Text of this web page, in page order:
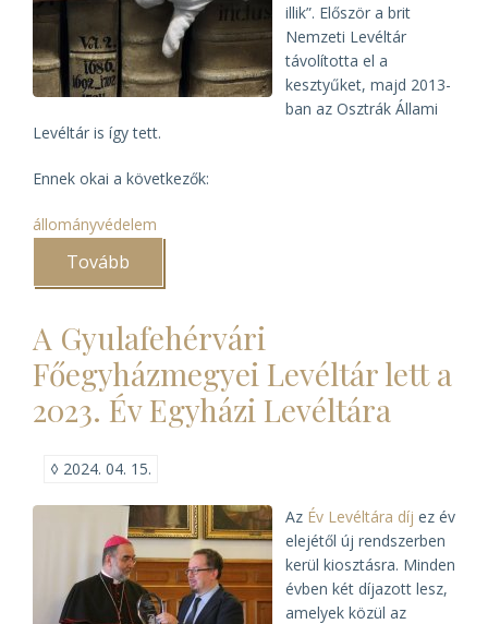
illik”. Először a brit
Nemzeti Levéltár
távolította el a
kesztyűket, majd 2013-
ban az Osztrák Állami
Levéltár is így tett.
Ennek okai a következők:
állományvédelem
Tovább
kesztyű
A Gyulafehérvári
Főegyházmegyei Levéltár lett a
2023. Év Egyházi Levéltára
◊ 2024. 04. 15.
Az Év Levéltára díj ez év
elejétől új rendszerben
kerül kiosztásra. Minden
évben két díjazott lesz,
amelyek közül az